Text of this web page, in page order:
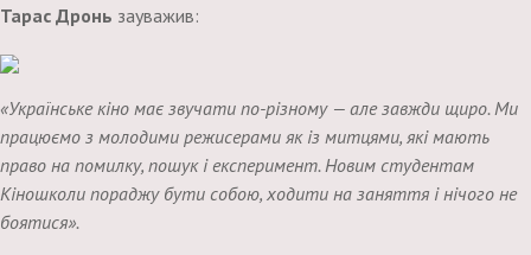
Тарас Дронь зауважив:
«Українське кіно має звучати по-різному — але завжди щиро. Ми
працюємо з молодими режисерами як із митцями, які мають
право на помилку, пошук і експеримент. Новим студентам
Кіношколи пораджу бути собою, ходити на заняття і нічого не
боятися».